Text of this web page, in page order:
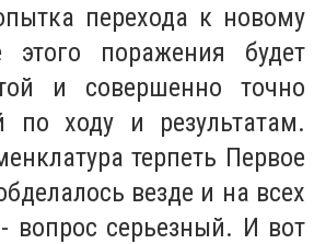
перехода к новому
этого поражения будет
и совершенно точно
по ходу и результатам.
терпеть Первое
везде и на всех
вопрос серьезный. И вот